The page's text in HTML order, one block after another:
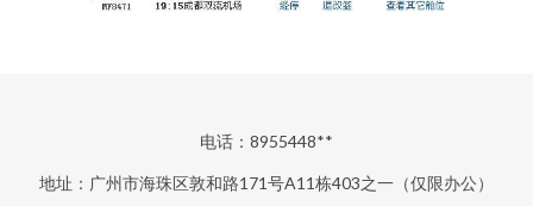
电话：8955448**
地址：广州市海珠区敦和路171号A11栋403之一（仅限办公）